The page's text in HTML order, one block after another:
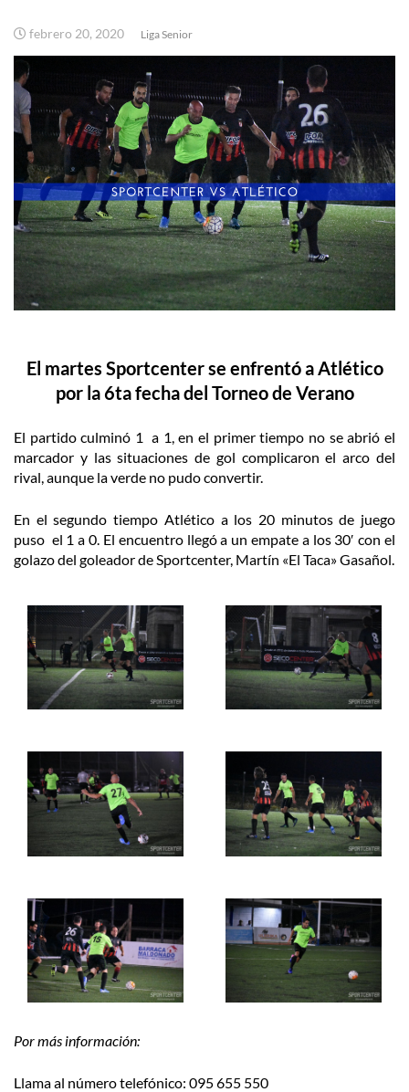
febrero 20, 2020 Liga Senior
El martes Sportcenter se enfrentó a Atlético
por la 6ta fecha del Torneo de Verano
El partido culminó 1 a 1, en el primer tiempo no se abrió el
marcador y las situaciones de gol complicaron el arco del
rival, aunque la verde no pudo convertir.
En el segundo tiempo Atlético a los 20 minutos de juego
puso el 1 a 0. El encuentro llegó a un empate a los 30′ con el
golazo del goleador de Sportcenter, Martín «El Taca» Gasañol.
Por más información:
Llama al número telefónico: 095 655 550